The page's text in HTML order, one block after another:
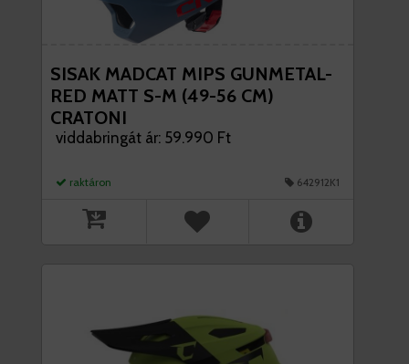
SISAK MADCAT MIPS GUNMETAL-
RED MATT S-M (49-56 CM)
CRATONI
viddabringát ár: 59.990 Ft
raktáron 642912K1